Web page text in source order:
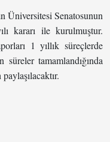
Üniversitesi Senatosunun
kararı ile kurulmuştur.
1 yıllık süreçlerde
tamamlandığında